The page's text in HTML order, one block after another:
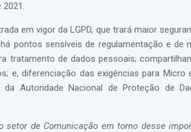
2021.
em vigor da LGPD, que trará maior
pontos sensíveis de regulamentação e de
tratamento de dados pessoais;
e, diferenciação das exigências para Micro
Autoridade Nacional de Proteção de
setor de Comunicação em torno desse